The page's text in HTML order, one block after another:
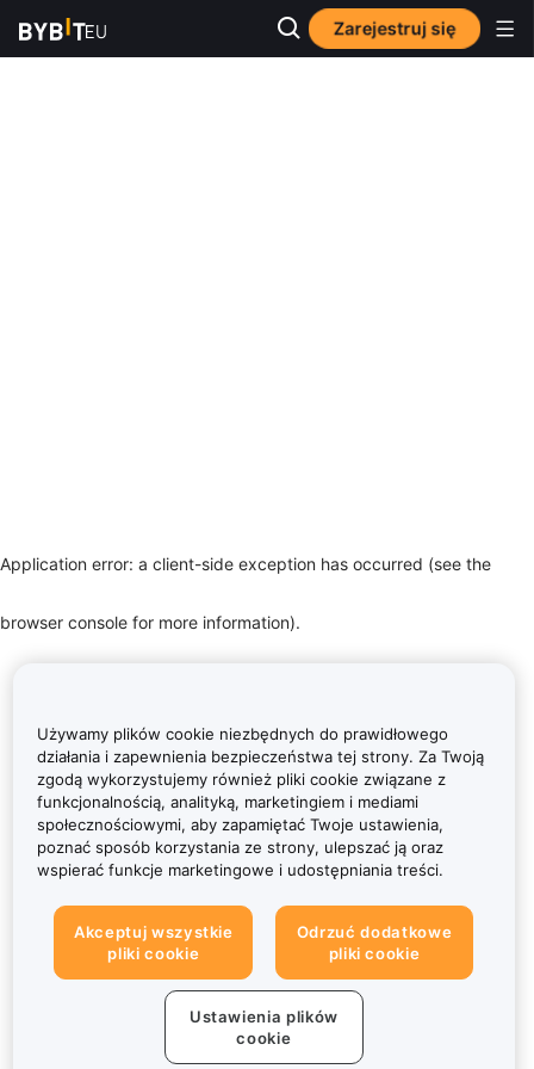
Zarejestruj się
Application error: a client-side exception has occurred (see the
browser console for more information).
Używamy plików cookie niezbędnych do prawidłowego
działania i zapewnienia bezpieczeństwa tej strony. Za Twoją
zgodą wykorzystujemy również pliki cookie związane z
funkcjonalnością, analityką, marketingiem i mediami
społecznościowymi, aby zapamiętać Twoje ustawienia,
poznać sposób korzystania ze strony, ulepszać ją oraz
wspierać funkcje marketingowe i udostępniania treści.
Akceptuj wszystkie
pliki cookie
Odrzuć dodatkowe
pliki cookie
Ustawienia plików
cookie